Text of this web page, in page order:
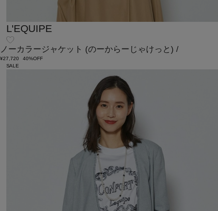
L'EQUIPE
ノーカラージャケット (のーからーじゃけっと) /
¥27,720
40%OFF
SALE